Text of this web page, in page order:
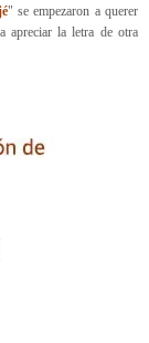
" se empezaron a querer
apreciar la letra de otra